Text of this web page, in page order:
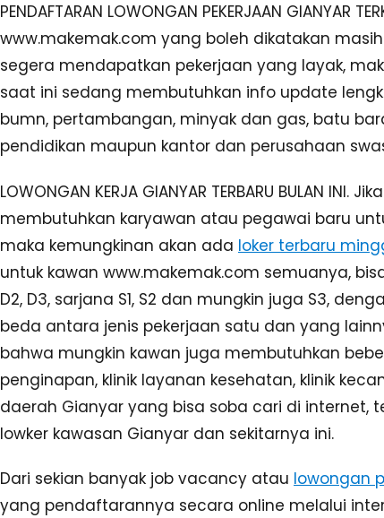
PENDAFTARAN LOWONGAN PEKERJAAN
www.makemak.com yang boleh dikatakan
segera mendapatkan pekerjaan yang layak,
saat ini sedang membutuhkan info update
bumn, pertambangan, minyak dan gas, batu
pendidikan maupun kantor dan perusahaan
LOWONGAN KERJA GIANYAR TERBARU BULAN
membutuhkan karyawan atau pegawai baru
maka kemungkinan akan ada loker terbaru
untuk kawan www.makemak.com semuanya, bisa
D2, D3, sarjana S1, S2 dan mungkin juga S3,
beda antara jenis pekerjaan satu dan yang
bahwa mungkin kawan juga membutuhkan
penginapan, klinik layanan kesehatan, klinik
daerah Gianyar yang bisa soba cari di internet,
lowker kawasan Gianyar dan sekitarnya ini.
Dari sekian banyak job vacancy atau lowongan
yang pendaftarannya secara online melalui